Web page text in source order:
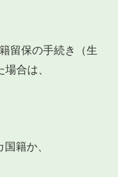
留保の手続き（生
合は、
籍か、